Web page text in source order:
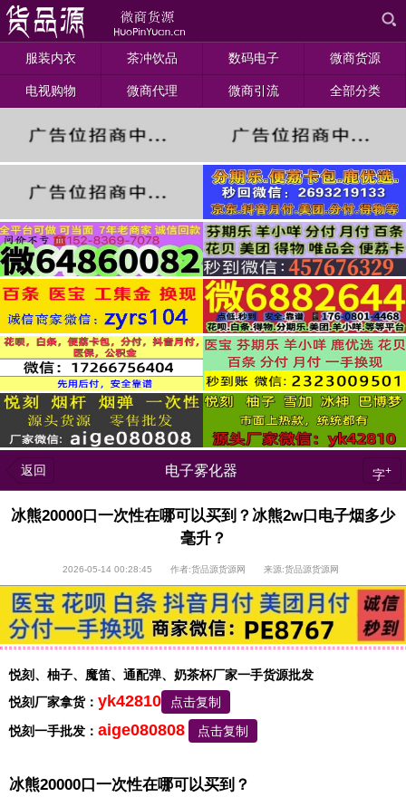
服装内衣 茶冲饮品 数码电子 微商货源
电视购物 微商代理 微商引流 全部分类
返回 电子雾化器 字+
冰熊20000口一次性在哪可以买到？冰熊2w口电子烟多少
毫升？
2026-05-14 00:28:45 作者:货品源货源网 来源:货品源货源网
悦刻、柚子、魔笛、通配弹、奶茶杯厂家一手货源批发
悦刻厂家拿货： yk42810
点击复制
悦刻一手批发： aige080808 点击复制
冰熊20000口一次性在哪可以买到？